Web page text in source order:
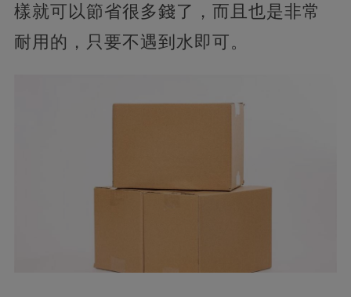
樣就可以節省很多錢了，而且也是非常
耐用的，只要不遇到水即可。